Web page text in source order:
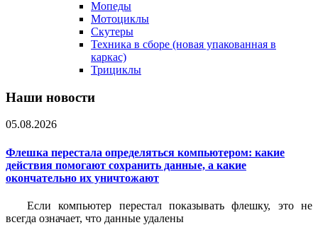
Мопеды
Мотоциклы
Скутеры
Техника в сборе (новая упакованная в
каркас)
Трициклы
Наши новости
05.08.2026
Флешка перестала определяться компьютером: какие
действия помогают сохранить данные, а какие
окончательно их уничтожают
Если компьютер перестал показывать флешку, это не
всегда означает, что данные удалены